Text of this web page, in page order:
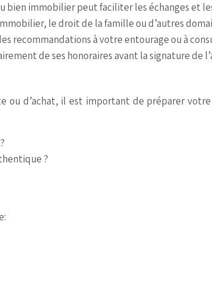
bien immobilier peut faciliter les échanges et
le droit de la famille ou d’autres
recommandations à votre entourage ou à
de ses honoraires avant la signature de
d’achat, il est important de préparer
?